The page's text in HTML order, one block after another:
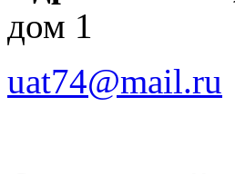
дом 1
uat74@mail.ru